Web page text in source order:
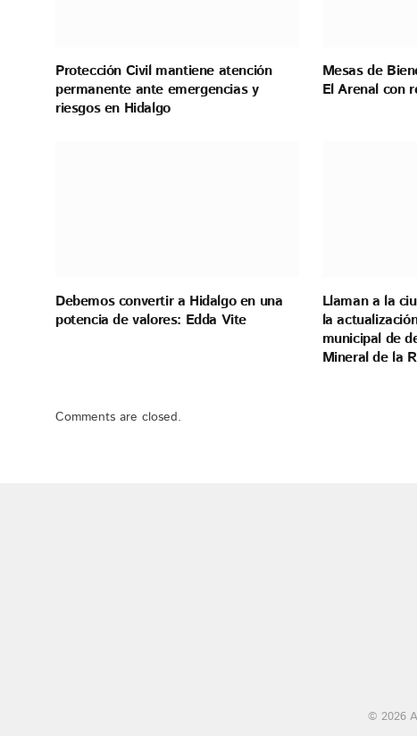
Protección Civil mantiene atención
permanente ante emergencias y
riesgos en Hidalgo
Mesas de
El Arenal con
Debemos convertir a Hidalgo en una
potencia de valores: Edda Vite
Llaman a la
la
municipal de
Mineral de la
Comments are closed.
© 2026